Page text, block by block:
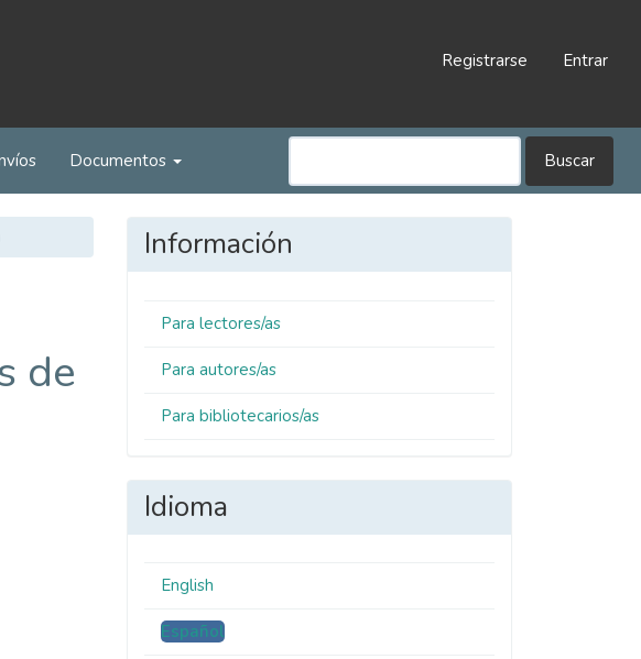
Registrarse Entrar
Documentos Buscar
de
Información
Para lectores/as
Para autores/as
Para bibliotecarios/as
Idioma
English
Español